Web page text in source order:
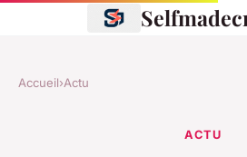
Accueil›Actu
ACTU